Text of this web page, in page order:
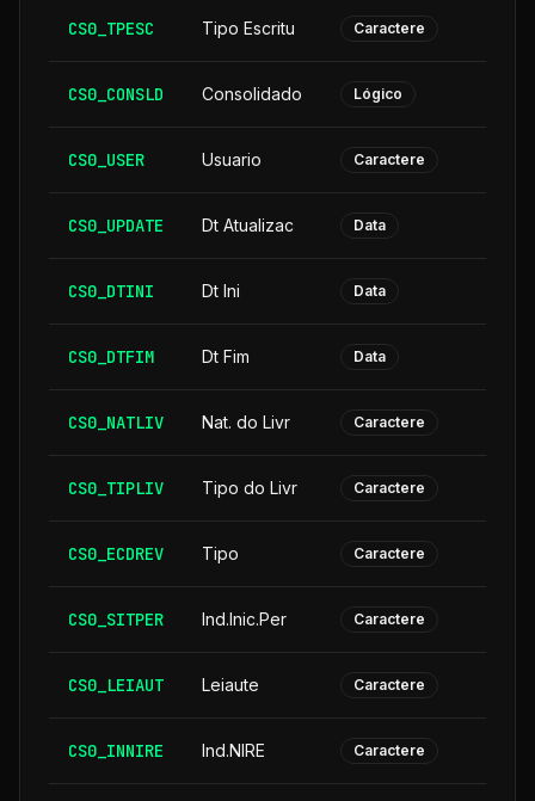
CS0_TPESC Tipo Escritu Caractere
CS0_CONSLD Consolidado Lógico
CS0_USER Usuario Caractere
CS0_UPDATE Dt Atualizac Data
CS0_DTINI Dt Ini Data
CS0_DTFIM Dt Fim Data
CS0_NATLIV Nat. do Livr Caractere
CS0_TIPLIV Tipo do Livr Caractere
CS0_ECDREV Tipo Caractere
CS0_SITPER Ind.Inic.Per Caractere
CS0_LEIAUT Leiaute Caractere
CS0_INNIRE Ind.NIRE Caractere